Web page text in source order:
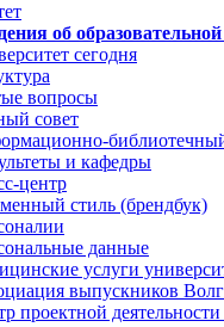
об
сегодня
вопросы
совет
и кафедры
центр
стиль (брендбук)
данные
услуги
выпускников
проектной